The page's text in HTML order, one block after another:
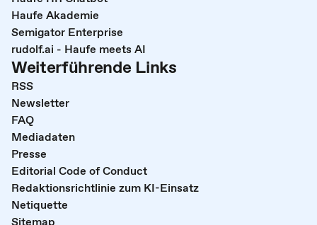
Haufe Akademie
Semigator Enterprise
rudolf.ai - Haufe meets AI
Weiterführende Links
RSS
Newsletter
FAQ
Mediadaten
Presse
Editorial Code of Conduct
Redaktionsrichtlinie zum KI-Einsatz
Netiquette
Sitemap